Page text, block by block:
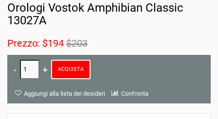
Orologi Vostok Amphibian Classic
13027A
Prezzo: $194 $203
ACQUISTA
Aggiungi alla lista dei desideri Confronta